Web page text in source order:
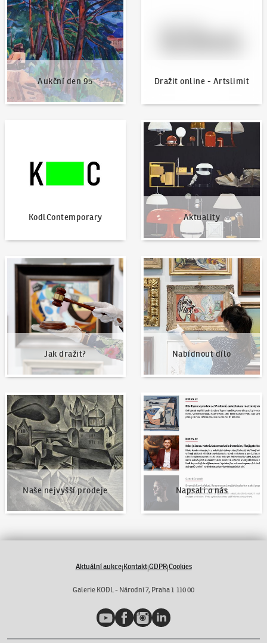
Aukční den 95 Dražit online - Artslimit
KodlContemporary Aktuality
Aktuality
Jak dražit?
Jak dražit?
Nabídnout dílo
Nabídnout dílo
Naše nejvyšší prodeje
Naše nejvyšší prodeje
Napsali o nás
Napsali o nás
Aktuální aukce|Kontakt|GDPR|Cookies
Galerie KODL - Národní 7, Praha 1 110 00
YouTubeFacebookInstagramLinkedIn